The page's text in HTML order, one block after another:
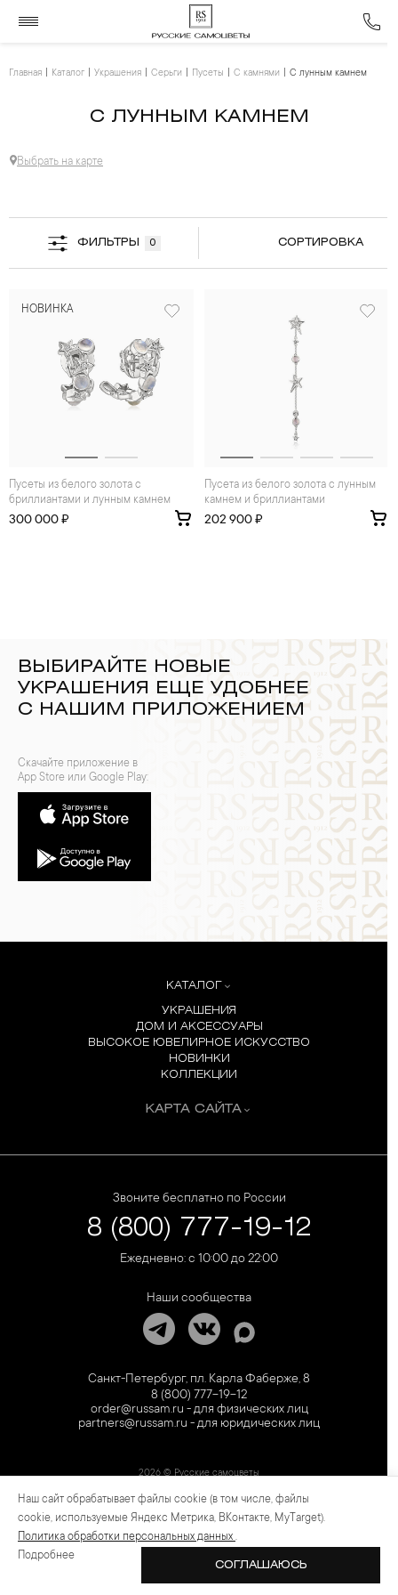
Главная Каталог Украшения Серьги Пусеты С камнями С лунным камнем
С ЛУННЫМ КАМНЕМ
Выбрать на карте
ФИЛЬТРЫ 0 СОРТИРОВКА
НОВИНКА
Пусеты из белого золота с
бриллиантами и лунным камнем
300 000 ₽
Пусета из белого золота с лунным
камнем и бриллиантами
202 900 ₽
ВЫБИРАЙТЕ НОВЫЕ
УКРАШЕНИЯ ЕЩЕ УДОБНЕЕ
С НАШИМ ПРИЛОЖЕНИЕМ
Скачайте приложение в
App Store или Google Play:
КАТАЛОГ
УКРАШЕНИЯ
ДОМ И АКСЕССУАРЫ
ВЫСОКОЕ ЮВЕЛИРНОЕ ИСКУССТВО
НОВИНКИ
КОЛЛЕКЦИИ
КАРТА САЙТА
Звоните бесплатно по России
8 (800) 777-19-12
Ежедневно: с 10:00 до 22:00
Наши сообщества
Санкт-Петербург, пл. Карла Фаберже, 8
8 (800) 777-19-12
order@russam.ru - для физических лиц
partners@russam.ru - для юридических лиц
2026 © Русские самоцветы
Предложение не является публичной офертой. Цены на сайте и в розничной сети
могут отличаться. Информация на сайте о товаре носит рекламный характер и
расценивается как приглашение делать оферты на основании п.1 ст. 437
Гражданского кодекса РФ.
Наш сайт обрабатывает файлы cookie (в том числе, файлы
cookie, используемые Яндекс Метрика, ВКонтакте, MyTarget).
Политика обработки персональных данных .
Подробнее
СОГЛАШАЮСЬ